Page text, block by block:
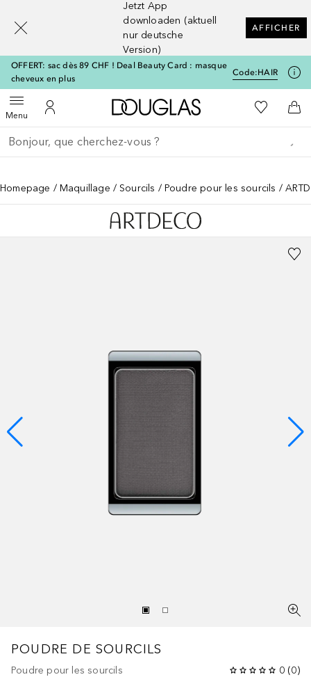
Jetzt App
downloaden (aktuell
nur deutsche
Version)
AFFICHER
OFFERT: sac dès 89 CHF ! Deal Beauty Card : masque
cheveux en plus
Code:HAIR
MenuOuvrir le menuVers Mon Compte
Vers l'accueil Douglas
Vers Ma
Retourner
Exécuter la recherche
Homepage Maquillage Sourcils Poudre pour les sourcils
POUDRE DE SOURCILS
Poudre pour les sourcils 0 (0)
[navigation.slideout.screenreader]